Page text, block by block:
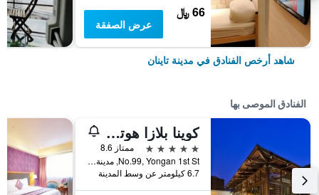
66 ﷼
عرض الصفقة
شاهد أرخص الفنادق في مدينة تاينان
الفنادق الموصى بها
كوينا بلازا هوتل تاينان
5 نجوم
ممتاز 8.6
No.99, Yongan 1st St, مدينة تاينان, تايوان
6.7 كيلومتر عن وسط المدينة